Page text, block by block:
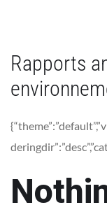
Rapports